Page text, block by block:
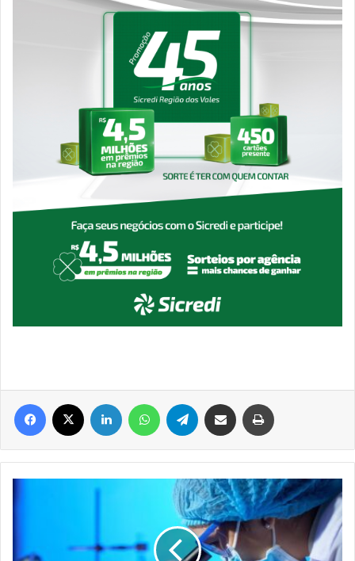
Facebook Linkedin WhatsAppTelegram Compartilhar via e-mail
software